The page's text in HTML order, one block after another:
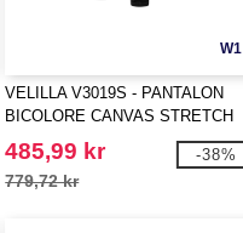
W1
VELILLA V3019S - PANTALON
BICOLORE CANVAS STRETCH
485,99 kr
779,72 kr
-38%